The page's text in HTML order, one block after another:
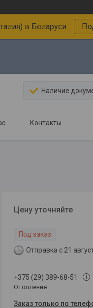
в Беларуси
Наличие
Контакты
Цену уточняйте
Под заказ
Отправка с 21
+375 (29) 389-68-51
Отопление
Заказ только по